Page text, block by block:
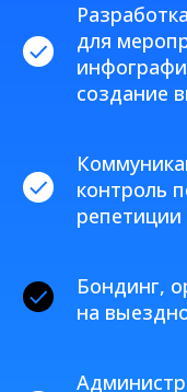
для
создание
контроль
репетиции
Бондинг,
на